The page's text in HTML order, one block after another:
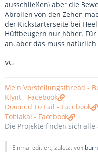
ausschließen) aber die
Abrollen von den Zehen
der Kickstarterseite bei
Hüftbeugern nur höher.
an, aber das muss
VG
Mein Vorstellungsthread -
Klynt - Facebook
Doomed To Fail - Facebook
Toblakai - Facebook
Die Projekte finden sich alle
Einmal editiert, zuletzt von